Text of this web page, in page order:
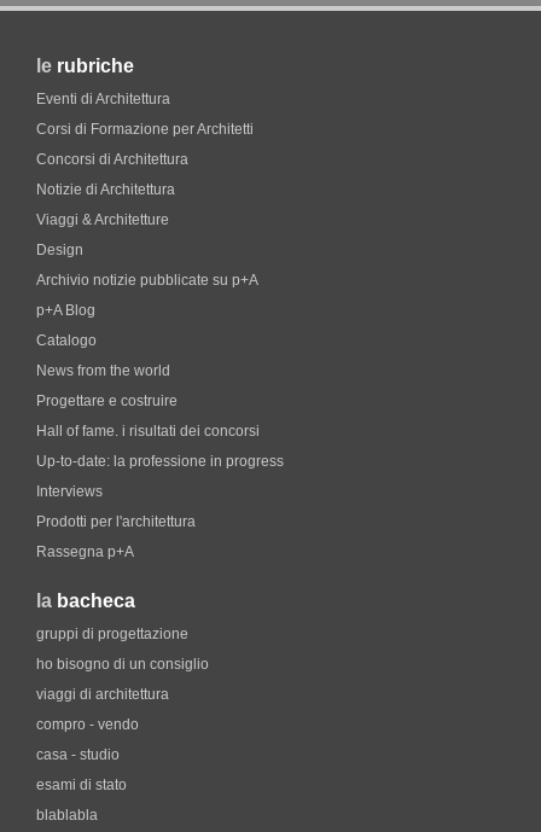
le rubriche
Eventi di Architettura
Corsi di Formazione per Architetti
Concorsi di Architettura
Notizie di Architettura
Viaggi & Architetture
Design
Archivio notizie pubblicate su p+A
p+A Blog
Catalogo
News from the world
Progettare e costruire
Hall of fame. i risultati dei concorsi
Up-to-date: la professione in progress
Interviews
Prodotti per l'architettura
Rassegna p+A
la bacheca
gruppi di progettazione
ho bisogno di un consiglio
viaggi di architettura
compro - vendo
casa - studio
esami di stato
blablabla